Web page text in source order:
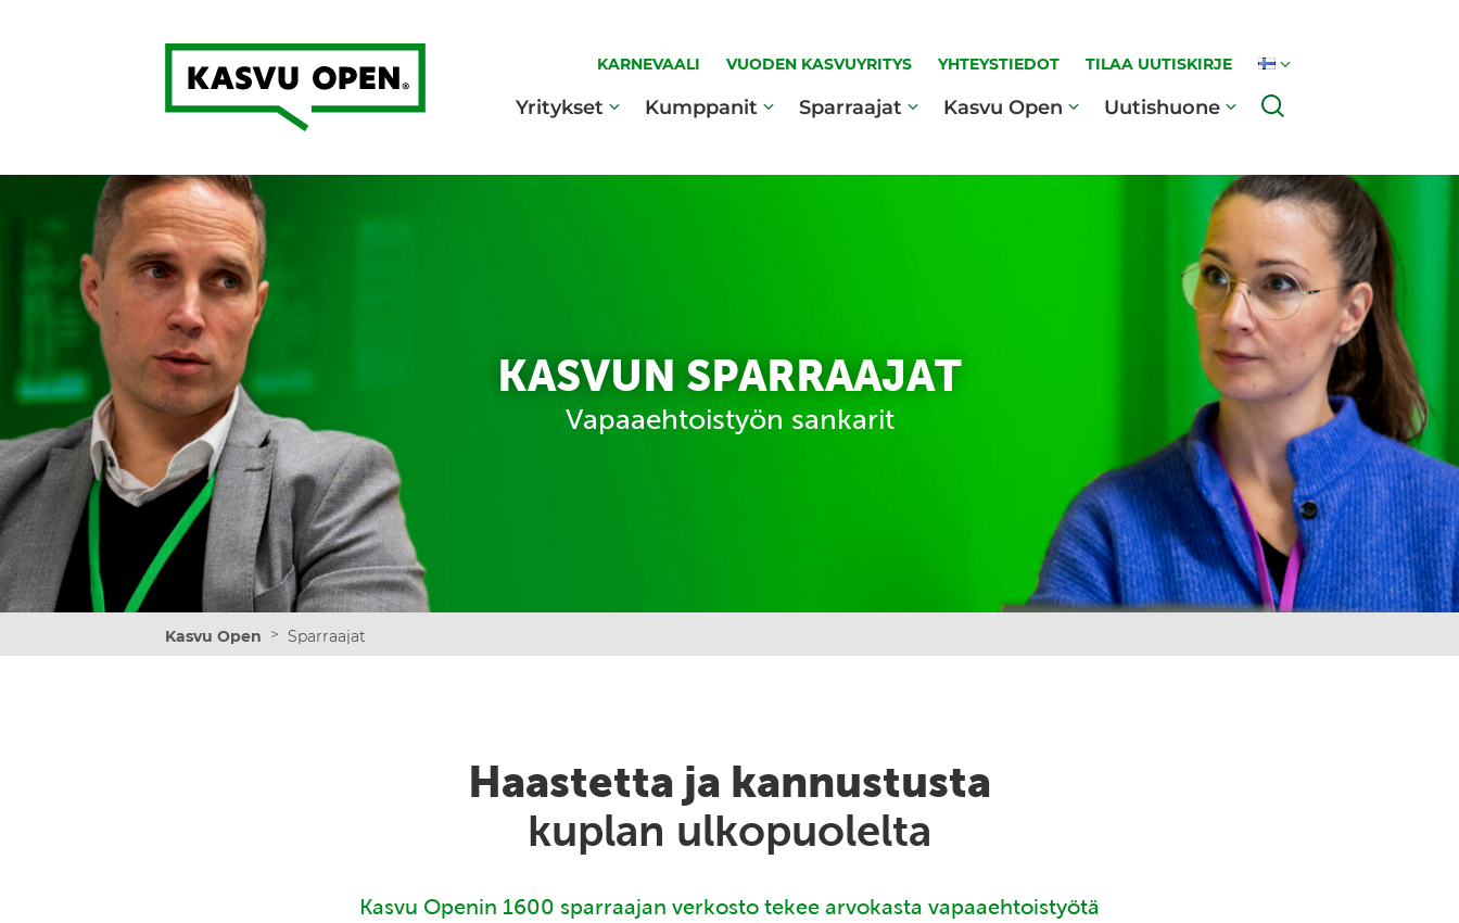
Kasvu Open
KARNEVAALI VUODEN KASVUYRITYS YHTEYSTIEDOT TILAA UUTISKIRJE
Yritykset Kumppanit Sparraajat Kasvu Open Uutishuone
KASVUN SPARRAAJAT
Vapaaehtoistyön sankarit
Kasvu Open > Sparraajat
Haastetta ja kannustusta
kuplan ulkopuolelta
Kasvu Openin 1600 sparraajan verkosto tekee arvokasta vapaaehtoistyötä